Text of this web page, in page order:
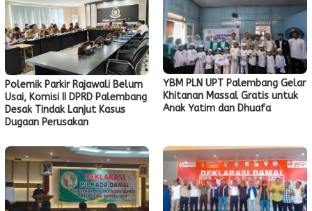
Polemik Parkir Rajawali Belum
Usai, Komisi II DPRD Palembang
Desak Tindak Lanjut Kasus
Dugaan Perusakan
YBM PLN UPT Palembang Gelar
Khitanan Massal Gratis untuk
Anak Yatim dan Dhuafa